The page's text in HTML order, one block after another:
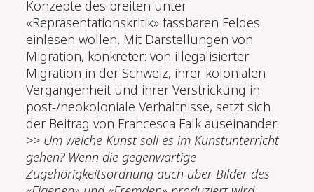
Konzepte des breiten unter
«Repräsentationskritik» fassbaren Feldes
einlesen wollen. Mit Darstellungen von
Migration, konkreter: von illegalisierter
Migration in der Schweiz, ihrer kolonialen
Vergangenheit und ihrer Verstrickung in
post-/neokoloniale Verhältnisse, setzt sich
der Beitrag von Francesca Falk auseinander.
>> Um welche Kunst soll es im Kunstunterricht
gehen? Wenn die gegenwärtige
Zugehörigkeitsordnung auch über Bilder des